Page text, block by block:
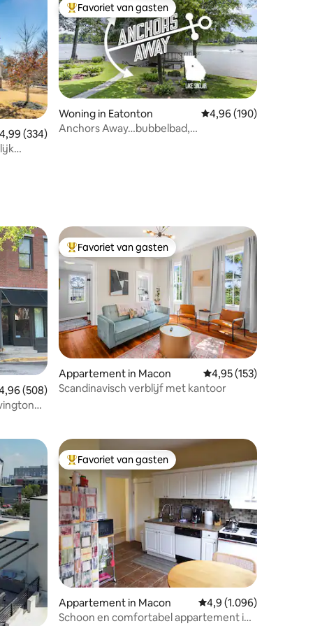
beoordeling van 4,99 op 5, 334 recensies
4,99 (334)
Topfavoriet van gasten
Favoriet van gasten
Woning in Eatonton Gemiddelde
4,96 (190)
Anchors Away…bubbelbad,
beoordeling van 4,96 op 5, 508 recensies
(508)
Topfavoriet van gasten
Favoriet van gasten
Appartement in Macon Gemiddelde
4,95 (153)
Scandinavisch verblijf met kantoor
Topfavoriet van gasten
Favoriet van gasten
Appartement in Macon Gemiddelde
4,9 (1.096)
Schoon en comfortabel appartement in